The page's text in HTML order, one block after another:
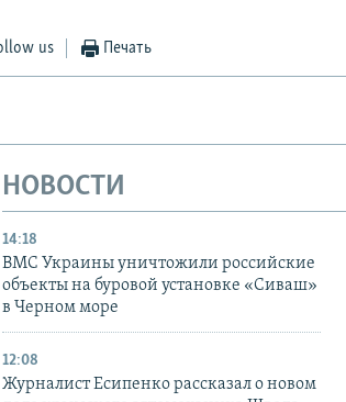
us Печать
НОВОСТИ
14:18
ВМС Украины уничтожили российские
объекты на буровой установке «Сиваш»
в Черном море
12:08
Журналист Есипенко рассказал о новом